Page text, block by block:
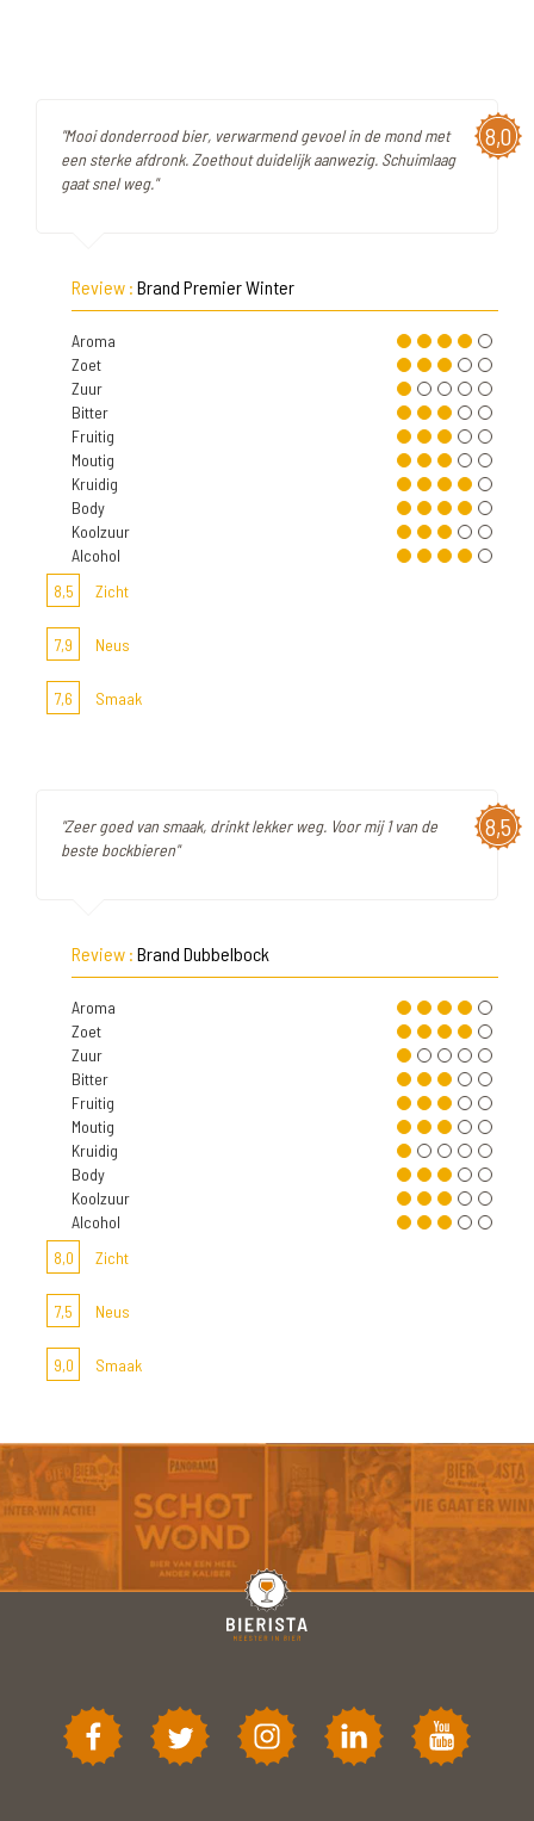
8,0
"Mooi donderrood bier, verwarmend gevoel in de mond met
een sterke afdronk. Zoethout duidelijk aanwezig. Schuimlaag
gaat snel weg."
Review : Brand Premier Winter
Aroma
Zoet
Zuur
Bitter
Fruitig
Moutig
Kruidig
Body
Koolzuur
Alcohol
8,5
Zicht
7,9 Neus
7,6 Smaak
8,5
"Zeer goed van smaak, drinkt lekker weg. Voor mij 1 van de
beste bockbieren"
Review : Brand Dubbelbock
Aroma
Zoet
Zuur
Bitter
Fruitig
Moutig
Kruidig
Body
Koolzuur
Alcohol
8,0
Zicht
7,5 Neus
9,0 Smaak